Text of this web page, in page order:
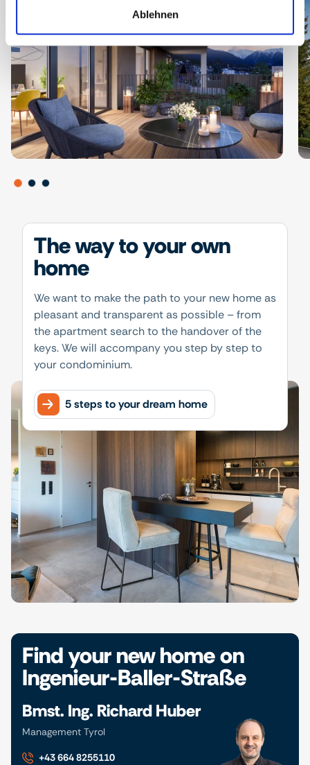
Ablehnen
The way to your own
home
We want to make the path to your new home as
pleasant and transparent as possible – from
the apartment search to the handover of the
keys. We will accompany you step by step to
your condominium.
5 steps to your dream home
Find your new home on
Ingenieur-Baller-Straße
Bmst. Ing. Richard Huber
Management Tyrol
+43 664 8255110